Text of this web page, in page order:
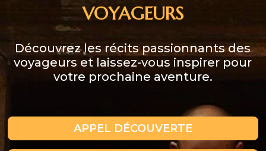
VOYAGEURS
Découvrez les récits passionnants des
voyageurs et laissez-vous inspirer pour
votre prochaine aventure.
APPEL DÉCOUVERTE